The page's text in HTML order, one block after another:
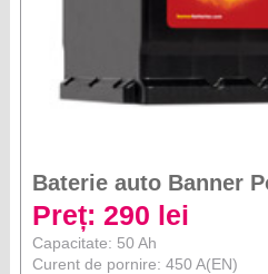
Baterie auto Banner
Preț: 290 lei
Capacitate: 50 Ah
Curent de pornire: 450 A(EN)